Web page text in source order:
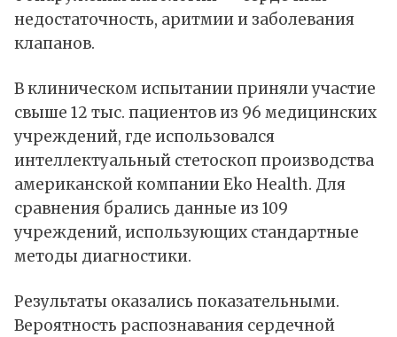
недостаточность, аритмии и заболевания
клапанов.
В клиническом испытании приняли участие
свыше 12 тыс. пациентов из 96 медицинских
учреждений, где использовался
интеллектуальный стетоскоп производства
американской компании Eko Health. Для
сравнения брались данные из 109
учреждений, использующих стандартные
методы диагностики.
Результаты оказались показательными.
Вероятность распознавания сердечной